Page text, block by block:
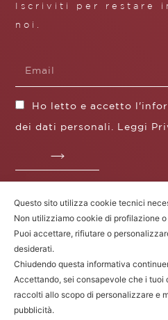
Iscriviti per restare
noi.
Ho letto e accetto
dei dati personali. Leggi
Operazione / progetto co-
Toscana 2014-2020
Questo sito utilizza cookie tecnici
Non utilizziamo cookie di profilazione
Puoi accettare, rifiutare o
desiderati.
Chiudendo questa informativa
Accettando, sei consapevole che i tuoi
raccolti allo scopo di personalizzare e
pubblicità.